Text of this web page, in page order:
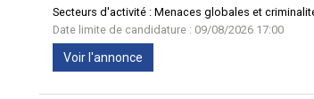
Secteurs d'activité : Menaces globales et
Date limite de candidature : 09/08/2026 17:00
Voir l'annonce